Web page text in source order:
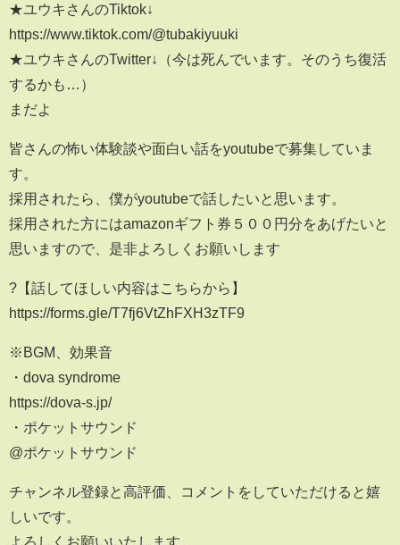
★ユウキさんのTiktok↓
https://www.tiktok.com/@tubakiyuuki
★ユウキさんのTwitter↓（今は死んでいます。そのうち復活
するかも…）
まだよ
皆さんの怖い体験談や面白い話をyoutubeで募集していま
す。
採用されたら、僕がyoutubeで話したいと思います。
採用された方にはamazonギフト券５００円分をあげたいと
思いますので、是非よろしくお願いします
?【話してほしい内容はこちらから】
https://forms.gle/T7fj6VtZhFXH3zTF9
※BGM、効果音
・dova syndrome
https://dova-s.jp/
・ポケットサウンド
@ポケットサウンド
チャンネル登録と高評価、コメントをしていただけると嬉
しいです。
よろしくお願いいたします。